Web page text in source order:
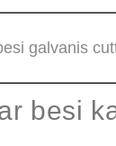
galvanis
besi